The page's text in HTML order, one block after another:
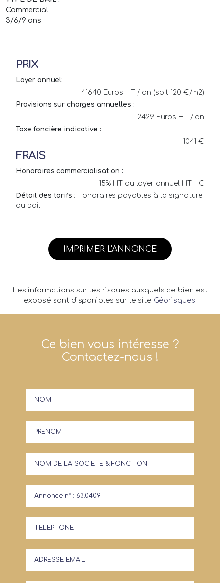
Commercial
3/6/9 ans
PRIX
Loyer annuel:
41640 Euros HT / an (soit 120 €/m2)
Provisions sur charges annuelles :
2429 Euros HT / an
Taxe foncière indicative :
1041 €
FRAIS
Honoraires commercialisation :
15% HT du loyer annuel HT HC
Détail des tarifs : Honoraires payables à la signature
du bail.
IMPRIMER L'ANNONCE
Les informations sur les risques auxquels ce bien est
exposé sont disponibles sur le site Géorisques
Ce bien vous intéresse ?
Contactez-nous !